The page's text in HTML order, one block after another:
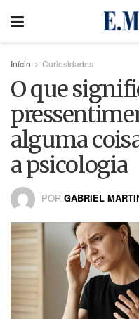
Início Curiosidades
O que
alguma
a psicologia
POR GABRIEL